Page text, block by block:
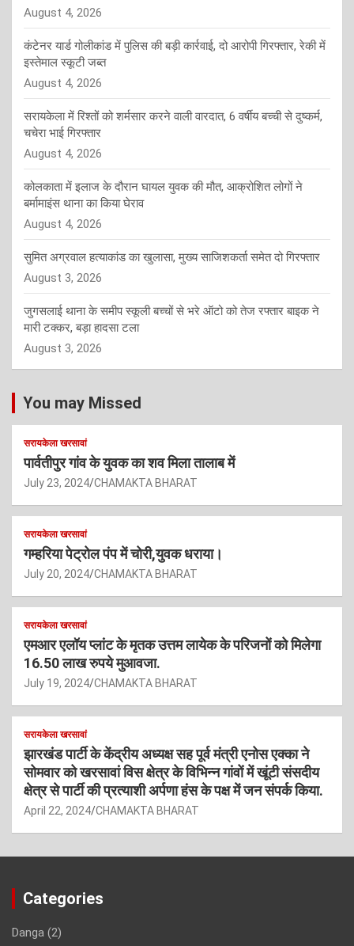
August 4, 2026
कंटेनर यार्ड गोलीकांड में पुलिस की बड़ी कार्रवाई, दो आरोपी गिरफ्तार, रेकी में
इस्तेमाल स्कूटी जब्त
August 4, 2026
सरायकेला में रिश्तों को शर्मसार करने वाली वारदात, 6 वर्षीय बच्ची से दुष्कर्म,
चचेरा भाई गिरफ्तार
August 4, 2026
कोलकाता में इलाज के दौरान घायल युवक की मौत, आक्रोशित लोगों ने
बर्मामाइंस थाना का किया घेराव
August 4, 2026
सुमित अग्रवाल हत्याकांड का खुलासा, मुख्य साजिशकर्ता समेत दो गिरफ्तार
August 3, 2026
जुगसलाई थाना के समीप स्कूली बच्चों से भरे ऑटो को तेज रफ्तार बाइक ने
मारी टक्कर, बड़ा हादसा टला
August 3, 2026
You may Missed
सरायकेला खरसावां
पार्वतीपुर गांव के युवक का शव मिला तालाब में
July 23, 2024 CHAMAKTA BHARAT
सरायकेला खरसावां
गम्हरिया पेट्रोल पंप में चोरी,युवक धराया।
July 20, 2024 CHAMAKTA BHARAT
सरायकेला खरसावां
एमआर एलॉय प्लांट के मृतक उत्तम लायेक के परिजनों को मिलेगा
16.50 लाख रुपये मुआवजा.
July 19, 2024 CHAMAKTA BHARAT
सरायकेला खरसावां
झारखंड पार्टी के केंद्रीय अध्यक्ष सह पूर्व मंत्री एनोस एक्का ने
सोमवार को खरसावां विस क्षेत्र के विभिन्न गांवों में खूंटी संसदीय
क्षेत्र से पार्टी की प्रत्याशी अर्पणा हंस के पक्ष में जन संपर्क किया.
April 22, 2024 CHAMAKTA BHARAT
Categories
Danga (2)